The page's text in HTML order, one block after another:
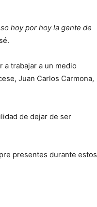
hoy por hoy la gente de
a trabajar a un medio
Juan Carlos Carmona,
de dejar de ser
presentes durante estos